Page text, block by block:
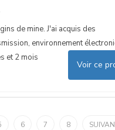
de mine. J'ai acquis des
environnement
et 2 mois
Voir ce
6 7 8